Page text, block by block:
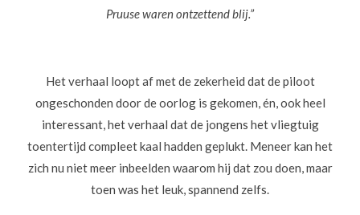
Pruuse waren ontzettend blij.”
Het verhaal loopt af met de zekerheid dat de piloot
ongeschonden door de oorlog is gekomen, én, ook heel
interessant, het verhaal dat de jongens het vliegtuig
toentertijd compleet kaal hadden geplukt. Meneer kan het
zich nu niet meer inbeelden waarom hij dat zou doen, maar
toen was het leuk, spannend zelfs.